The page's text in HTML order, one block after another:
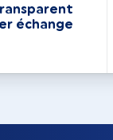
échange